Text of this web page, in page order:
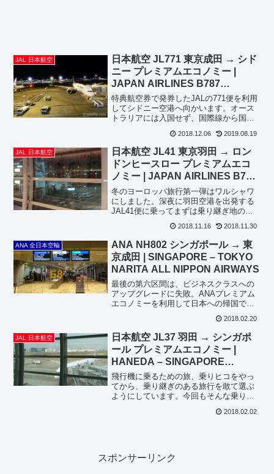
JAL 日本航空
日本航空 JL771 東京成田 → シド
ニー プレミアムエコノミー |
JAPAN AIRLINES B787
PREMIUM ECONOMY CLASS
TOKYO NARITA to SYDNEY
特典航空券で発券したJALの771便を利用
してシドニー空港へ向かいます。オース
トラリアには入国せず、国際線から国際
ンドへ向かいます。2019年6月追記；同一
路線のビジネスクラスに搭乗してきまし
た。成田での...
2018.12.06 2019.08.19
JAL 日本航空
日本航空 JL41 東京羽田 → ロン
ドンヒースロー プレミアムエコ
ノミー | JAPAN AIRLINES B787
PREMIUM ECONOMY CLASS
TOKYO HANEDA to LONDON
冬のヨーロッパ旅行第一弾はワルシャワ
にしました。深夜に羽田空港を出発する
JAL41便に乗ってまずは乗り継ぎ地のロ
の中では北米3路線に続いて4番目に長い
12時間オーバーの路線です。昼のロンド
ン線（JL...
2018.11.16 2018.11.30
ANA 全日本空輸
ANA NH802 シンガポール → 東
京成田 | SINGAPORE – TOKYO
NARITA ALL NIPPON AIRWAYS
最後の第六区間は、ビジネスクラスへの
アップグレードに失敗。ANAプレミアム
エコノミーを利用して日本への帰国で
レーシア航空からもらったチケットを搭
乗口にかざすとブザーが鳴る。ゲートピ
ンポンは、アップグレー...
2018.02.20
JAL 日本航空
日本航空 JL37 羽田 → シンガポ
ール プレミアムエコノミー |
HANEDA – SINGAPORE
JAPAN AIRLINES
飛行機に乗るための旅、乗りヒコをやっ
てから、乗り継ぎのある旅行を敢て選ぶ
ようにしています。今回もそんな乗り継
からシンガポールまでJALのプレミアム
2018.02.02
スポンサーリンク